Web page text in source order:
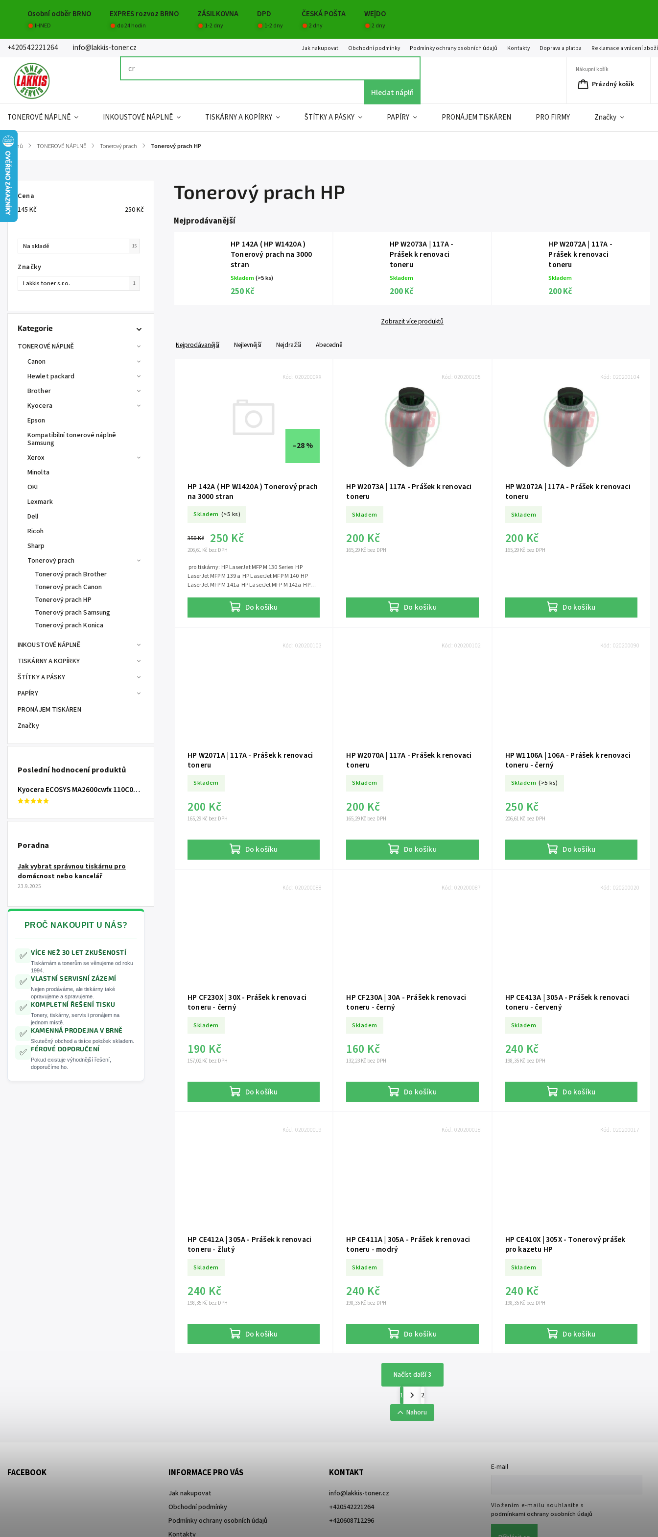
Osobní odběr BRNO EXPRES rozvoz BRNO ZÁSILKOVNA DPD ČESKÁ POŠTA WE|DO
IHNED do 24 hodin 1-2 dny 1-2 dny 2 dny 2 dny
+420542221264 info@lakkis-toner.cz Jak nakupovat Obchodní podmínky Podmínky ochrany osobních údajů Kontakty Doprava a platba Reklamace a vrácení zboží
Hledat náplň
Nákupní košík
Prázdný košík
TONEROVÉ NÁPLNĚ INKOUSTOVÉ NÁPLNĚ TISKÁRNY A KOPÍRKY ŠTÍTKY A PÁSKY PAPÍRY PRONÁJEM TISKÁREN PRO FIRMY Značky
Domů / TONEROVÉ NÁPLNĚ / Tonerový prach / Tonerový prach HP
Cena
145 Kč 250Kč
Na skladě 15
Značky
Lakkis toner s.r.o. 1
Kategorie
TONEROVÉ NÁPLNĚ
Canon
Hewlet packard
Brother
Kyocera
Epson
Kompatibilní tonerové náplně
Samsung
Xerox
Minolta
OKI
Lexmark
Dell
Ricoh
Sharp
Tonerový prach
Tonerový prach Brother
Tonerový prach Canon
Tonerový prach HP
Tonerový prach Samsung
Tonerový prach Konica
INKOUSTOVÉ NÁPLNĚ
TISKÁRNY A KOPÍRKY
ŠTÍTKY A PÁSKY
PAPÍRY
PRONÁJEM TISKÁREN
Značky
Poslední hodnocení produktů
Kyocera ECOSYS MA2600cwfx110C0D3NL0
Poradna
Jak vybrat správnou tiskárnu pro
domácnost nebo kancelář
23.9.2025
PROČ NAKOUPIT U NÁS?
✅ VÍCE NEŽ 30 LET ZKUŠENOSTÍ
Tiskárnám a tonerům se věnujeme od roku
1994.
✅ VLASTNÍ SERVISNÍ ZÁZEMÍ
Nejen prodáváme, ale tiskárny také
opravujeme a spravujeme.
✅ KOMPLETNÍ ŘEŠENÍ TISKU
Tonery, tiskárny, servis i pronájem na
jednom místě.
✅ KAMENNÁ PRODEJNA V BRNĚ
Skutečný obchod a tisíce položek skladem.
✅ FÉROVÉ DOPORUČENÍ
Pokud existuje výhodnější řešení,
doporučíme ho.
Tonerový prach HP
Nejprodávanější
HP 142A ( HP W1420A )
Tonerový prach na 3000
stran
Skladem(>5 ks)
250 Kč
HP W2073A | 117A -
Prášek k renovaci
toneru
Skladem
200 Kč
HP W2072A | 117A -
Prášek k renovaci
toneru
Skladem
200 Kč
Zobrazit více produktů
Nejprodávanější Nejlevnější Nejdražší Abecedně
–28 %
HP 142A ( HP W1420A ) Tonerový prach
na 3000 stran
Skladem (>5 ks)
206,61 Kč bez DPH
350 Kč 250 Kč
Do košíku
pro tiskárny: HP LaserJet MFP M 130 Series HP
LaserJet MFP M 139 a HP LaserJet MFP M 140 HP
LaserJet MFP M 141a HP LaserJet MFP M 142a HP
PÍSMENEM -e- NEBEROU ŽÁDNÉ JINÉ NEŽ ORIGINÁL
TONERY
Kód:0202000XX
HP W2073A | 117A - Prášek k renovaci
toneru
Skladem
165,29 Kč bez DPH
200 Kč
Do košíku
Kód: 020200105
HP W2072A | 117A - Prášek k renovaci
toneru
Skladem
165,29 Kč bez DPH
200 Kč
Do košíku
Kód: 020200104
HP W2071A | 117A - Prášek k renovaci
toneru
Skladem
165,29 Kč bez DPH
200 Kč
Do košíku
Kód:020200103
HP W2070A | 117A - Prášek k renovaci
toneru
Skladem
165,29 Kč bez DPH
200 Kč
Do košíku
Kód: 020200102
HP W1106A | 106A - Prášek k renovaci
toneru - černý
Skladem (>5 ks)
206,61 Kč bez DPH
250 Kč
Do košíku
Kód: 020200090
HP CF230X | 30X - Prášek k renovaci
toneru - černý
Skladem
157,02 Kč bez DPH
190 Kč
Do košíku
Kód:020200088
HP CF230A | 30A - Prášek k renovaci
toneru - černý
Skladem
132,23 Kč bez DPH
160 Kč
Do košíku
Kód: 020200087
HP CE413A | 305A - Prášek k renovaci
toneru - červený
Skladem
198,35 Kč bez DPH
240 Kč
Do košíku
Kód: 020200020
HP CE412A | 305A - Prášek k renovaci
toneru - žlutý
Skladem
198,35 Kč bez DPH
240 Kč
Do košíku
Kód:020200019
HP CE411A | 305A - Prášek k renovaci
toneru - modrý
Skladem
198,35 Kč bez DPH
240 Kč
Do košíku
Kód: 020200018
HP CE410X | 305X - Tonerový prášek
pro kazetu HP
Skladem
198,35 Kč bez DPH
240 Kč
Do košíku
Kód: 020200017
Načíst další 3
1
2
Nahoru
FACEBOOK INFORMACE PRO VÁS
Jak nakupovat
Obchodní podmínky
Podmínky ochrany osobních údajů
Kontakty
KONTAKT
info@lakkis-toner.cz
+420542221264
+420608712296
E-mail
Vložením e-mailu souhlasíte s
podmínkami ochrany osobních údajů